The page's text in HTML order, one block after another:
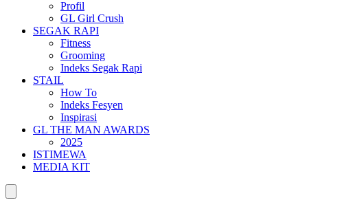
Profil
GL Girl Crush
SEGAK RAPI
Fitness
Grooming
Indeks Segak Rapi
STAIL
How To
Indeks Fesyen
Inspirasi
GL THE MAN AWARDS
2025
ISTIMEWA
MEDIA KIT